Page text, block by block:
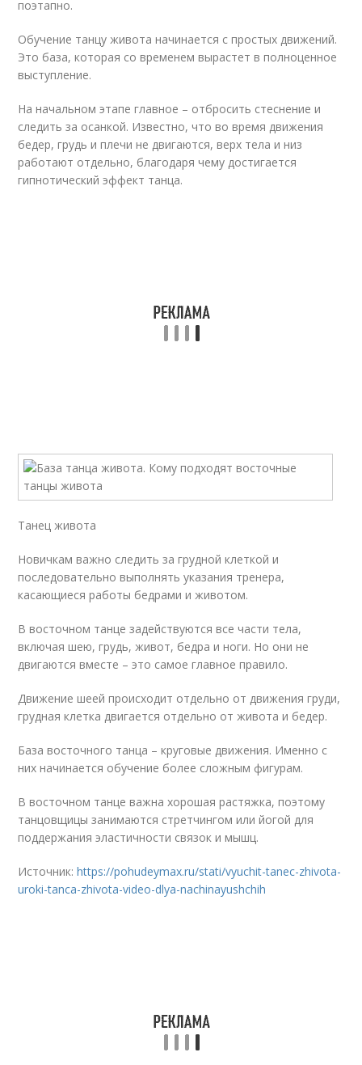
поэтапно.
Обучение танцу живота начинается с простых движений.
Это база, которая со временем вырастет в полноценное
выступление.
На начальном этапе главное – отбросить стеснение и
следить за осанкой. Известно, что во время движения
бедер, грудь и плечи не двигаются, верх тела и низ
работают отдельно, благодаря чему достигается
гипнотический эффект танца.
Танец живота
Новичкам важно следить за грудной клеткой и
последовательно выполнять указания тренера,
касающиеся работы бедрами и животом.
В восточном танце задействуются все части тела,
включая шею, грудь, живот, бедра и ноги. Но они не
двигаются вместе – это самое главное правило.
Движение шеей происходит отдельно от движения груди,
грудная клетка двигается отдельно от живота и бедер.
База восточного танца – круговые движения. Именно с
них начинается обучение более сложным фигурам.
В восточном танце важна хорошая растяжка, поэтому
танцовщицы занимаются стретчингом или йогой для
поддержания эластичности связок и мышц.
Источник:https://pohudeymax.ru/stati/vyuchit-tanec-zhivota-
uroki-tanca-zhivota-video-dlya-nachinayushchih